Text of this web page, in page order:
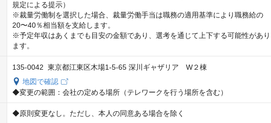
規定による提示）
※裁量労働制を選択した場合、裁量労働手当は職務の適用基準により職務給の
20〜40％相当額を支給します。
※予定年収はあくまでも目安の金額であり、選考を通じて上下する可能性があり
ます。
135-0042 東京都江東区木場1-5-65 深川ギャザリア W２棟
地図で確認
◆変更の範囲：会社の定める場所（テレワークを行う場所を含む）
◆原則変更なし。ただし、本人の同意ある場合を除く